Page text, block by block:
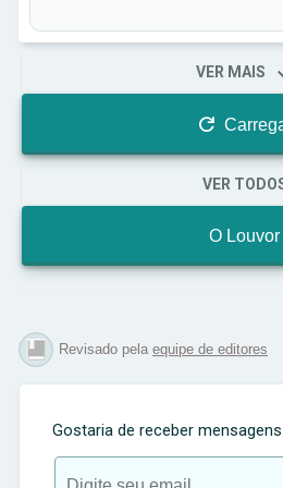
poder do louvor e do amor
VER MAIS

VER
O Louvor
Revisado pela equipe de editores
Gostaria de receber